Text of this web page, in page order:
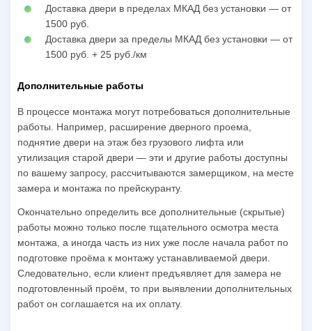
Доставка двери в пределах МКАД без установки — от
1500 руб.
Доставка двери за пределы МКАД без установки — от
1500 руб. + 25 руб./км
Дополнительные работы
В процессе монтажа могут потребоваться дополнительные
работы. Например, расширение дверного проема,
поднятие двери на этаж без грузового лифта или
утилизация старой двери — эти и другие работы доступны
по вашему запросу, рассчитываются замерщиком, на месте
замера и монтажа по прейскуранту.
Окончательно определить все дополнительные (скрытые)
работы можно только после тщательного осмотра места
монтажа, а иногда часть из них уже после начала работ по
подготовке проёма к монтажу устанавливаемой двери.
Следовательно, если клиент предъявляет для замера не
подготовленный проём, то при выявлении дополнительных
работ он соглашается на их оплату.